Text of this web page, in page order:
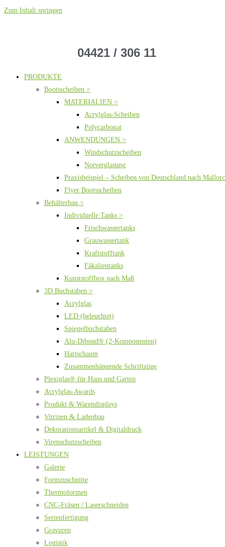
Zum Inhalt springen
04421 / 306 11
PRODUKTE
Bootsscheiben >
MATERIALIEN >
Acrylglas-Scheiben
Polycarbonat
ANWENDUNGEN >
Windschutzscheiben
Notverglasung
Praxisbeispiel – Scheiben von Deutschland nach
Flyer Bootsscheiben
Behälterbau >
Individuelle Tanks >
Frischwassertanks
Grauwassertank
Kraftstofftank
Fäkalientanks
Kunststoffbox nach Maß
3D Buchstaben >
Acrylglas
LED (beleuchtet)
Spiegelbuchstaben
Alu-Dibond® (2-Komponenten)
Hartschaum
Zusammenhängende Schriftzüge
Plexiglas® für Haus und Garten
Acrylglas-Awards
Produkt & Warendisplays
Vitrinen & Ladenbau
Dekorationsartikel & Digitaldruck
Virenschutzscheiben
LEISTUNGEN
Galerie
Formzuschnitte
Thermoformen
CNC-Fräsen / Laserschneiden
Serienfertigung
Gravuren
Logistik